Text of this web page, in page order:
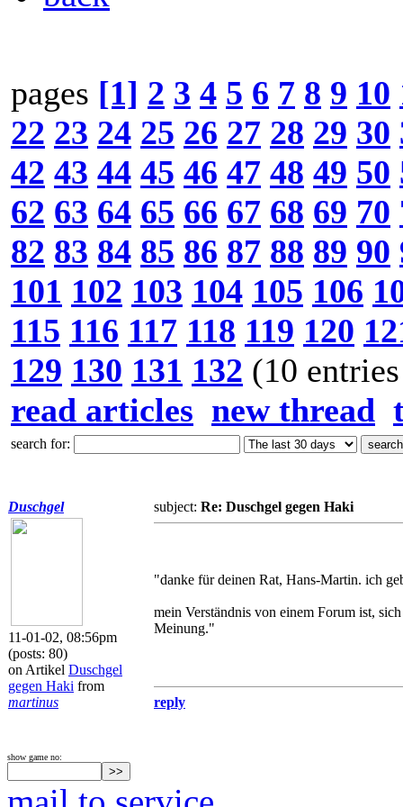
pages [1] 2 3 4 5 6 7 8 9 10
22 23 24 25 26 27 28 29 30
42 43 44 45 46 47 48 49 50
62 63 64 65 66 67 68 69 70
82 83 84 85 86 87 88 89 90
101 102 103 104 105 106
115 116 117 118 119 120
129 130 131 132 (10
read articles new thread
search for:
Duschgel
11-01-02, 08:56pm
(posts: 80)
on Artikel Duschgel
gegen Haki from
martinus
subject: Re: Duschgel gegen Haki
"danke für deinen Rat, Hans-Martin. ich
mein Verständnis von einem Forum ist,
Meinung."
reply
show game no: